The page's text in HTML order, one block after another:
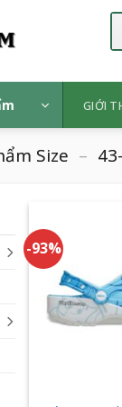
GIỚI
Size –
-93%